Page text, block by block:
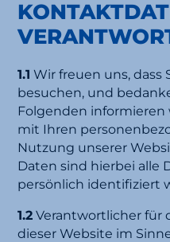
1.1 Wir freuen uns, dass
besuchen, und
Folgenden informieren
mit Ihren
Nutzung unserer
Daten sind hierbei alle
persönlich identifiziert
1.2 Verantwortlicher für
dieser Website im